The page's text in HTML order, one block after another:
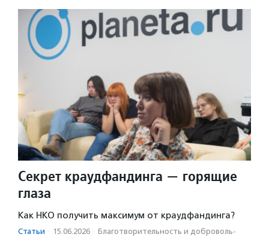
Секрет краудфандинга — горящие
глаза
Как НКО получить максимум от краудфандинга?
Статьи · 15.06.2026 · Благотвори­тель­ность и доброволь­